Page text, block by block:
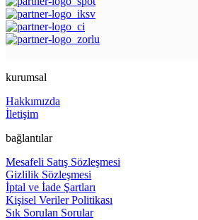
kurumsal
Hakkımızda
İletişim
bağlantılar
Mesafeli Satış Sözleşmesi
Gizlilik Sözleşmesi
İptal ve İade Şartları
Kişisel Veriler Politikası
Sık Sorulan Sorular